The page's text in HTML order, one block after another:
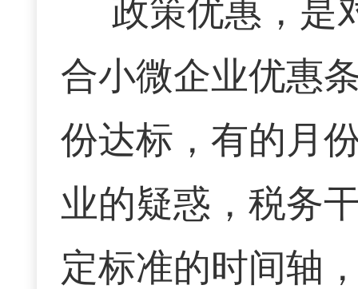
政策优惠，是
合小微企业优惠
份达标，有的月
业的疑惑，税务
定标准的时间轴